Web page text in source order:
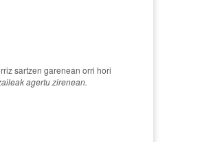
sartzen garenean orri hori
agertu zirenean.